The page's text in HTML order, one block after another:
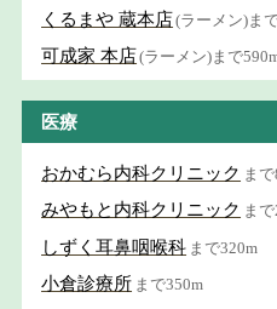
くるまや 蔵本店(ラーメン)ま
可成家 本店(ラーメン)まで
医療
おかむら内科クリニック ま
みやもと内科クリニック ま
しずく耳鼻咽喉科 まで320m
小倉診療所 まで350m